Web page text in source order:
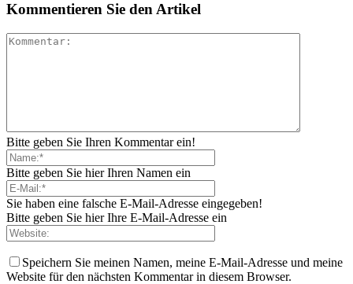
Kommentieren Sie den Artikel
Bitte geben Sie Ihren Kommentar ein!
Bitte geben Sie hier Ihren Namen ein
Sie haben eine falsche E-Mail-Adresse eingegeben!
Bitte geben Sie hier Ihre E-Mail-Adresse ein
Speichern Sie meinen Namen, meine E-Mail-Adresse und meine
Website für den nächsten Kommentar in diesem Browser.